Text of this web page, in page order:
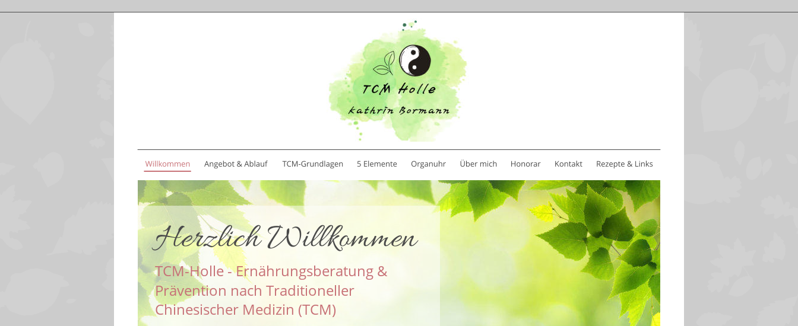
Herzlich Willkommen
TCM-Holle - Ernährungsberatung &
Prävention nach Traditioneller
Chinesischer Medizin (TCM)